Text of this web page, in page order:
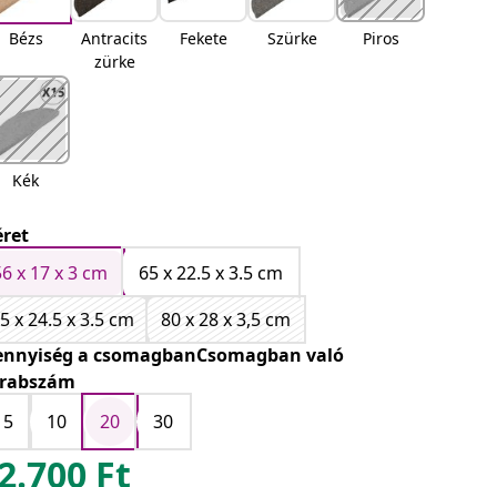
Bézs
Antracits
zürke
Fekete Szürke Piros
Kék
x 17 x 3 cm
65 x 22.5 x 3.5 cm
x 24.5 x 3.5 cm
80 x 28 x 3,5 cm
a csomagbanCsomagban való
10 20 30
Ft